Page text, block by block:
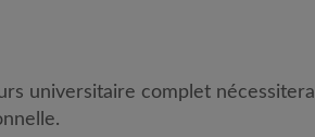
universitaire complet nécessitera